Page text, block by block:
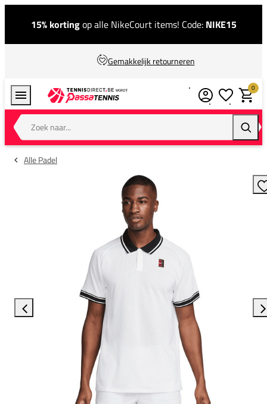
15% kortingop alle NikeCourt items! Code: NIKE15
Gemakkelijk retourneren
Zoek naar...
0
Alle Padel